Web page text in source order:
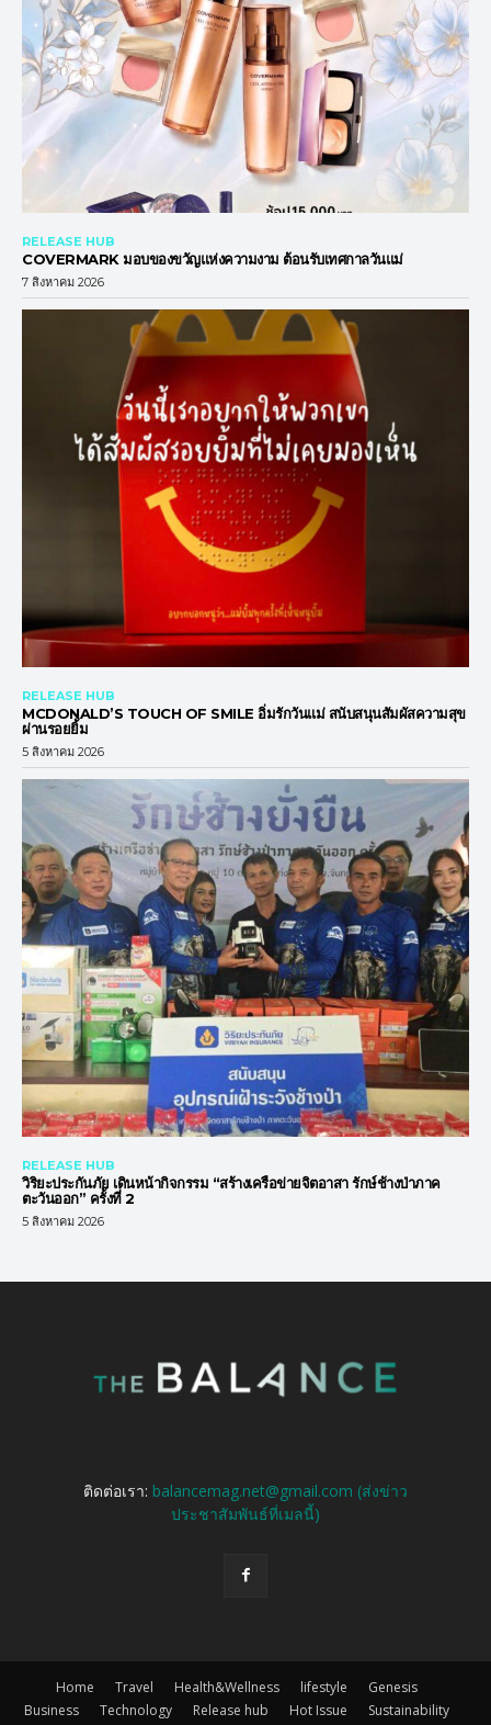
RELEASE HUB
COVERMARK มอบของขวัญแห่งความงาม ต้อนรับเทศกาลวันแม่
7 สิงหาคม 2026
RELEASE HUB
MCDONALD’S TOUCH OF SMILE อิ่มรักวันแม่ สนับสนุนสัมผัสความสุข
ผ่านรอยยิ้ม
5 สิงหาคม 2026
RELEASE HUB
วิริยะประกันภัย เดินหน้ากิจกรรม “สร้างเครือข่ายจิตอาสา รักษ์ช้างป่าภาค
ตะวันออก” ครั้งที่ 2
5 สิงหาคม 2026
ติดต่อเรา: balancemag.net@gmail.com (ส่งข่าว
ประชาสัมพันธ์ที่เมลนี้)
Home Travel Health&Wellness lifestyle
Genesis
Business
Technology Release hub Hot Issue
Sustainability